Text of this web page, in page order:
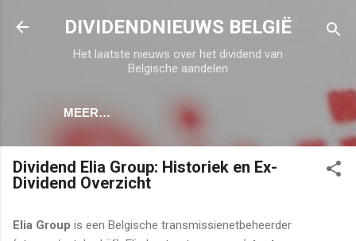
Doorgaan naar hoofdcontent
DIVIDENDNIEUWS BELGIË
Het laatste nieuws over het dividend van
Belgische aandelen
MEER…
Dividend Elia Group: Historiek en Ex-
Dividend Overzicht
Elia Group is een Belgische transmissienetbeheerder